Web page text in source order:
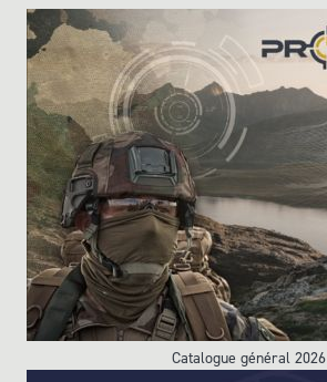
Catalogue général 2026